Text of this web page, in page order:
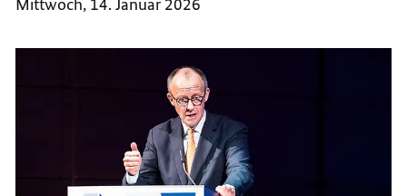
Mittwoch, 14. Januar 2026